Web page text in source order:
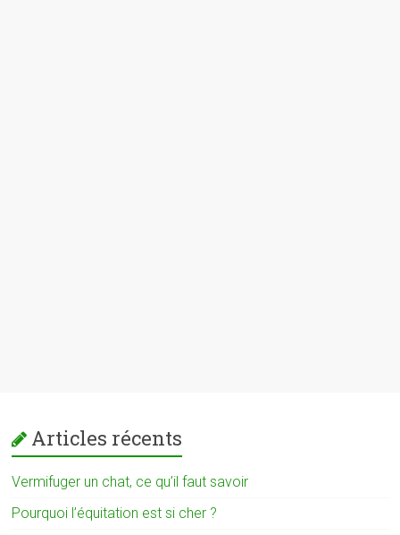
Articles récents
Vermifuger un chat, ce qu’il faut savoir
Pourquoi l’équitation est si cher ?